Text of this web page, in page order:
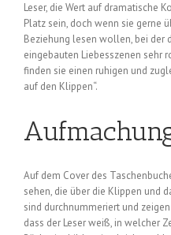
Leser, die Wert auf dramatische
Platz sein, doch wenn sie gerne
Beziehung lesen wollen, bei der
eingebauten Liebesszenen sehr
finden sie einen ruhigen und
auf den Klippen“.
Auf dem Cover des
sehen, die über die Klippen und
sind durchnummeriert und
dass der Leser weiß, in welcher